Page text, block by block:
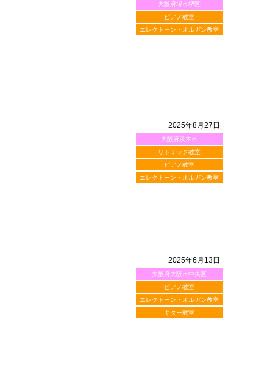
大阪府堺市堺区
ピアノ教室
エレクトーン・オルガン教室
2025年8月27日
大阪府茨木市
リトミック教室
ピアノ教室
エレクトーン・オルガン教室
2025年6月13日
大阪府大阪市中央区
ピアノ教室
エレクトーン・オルガン教室
ギター教室